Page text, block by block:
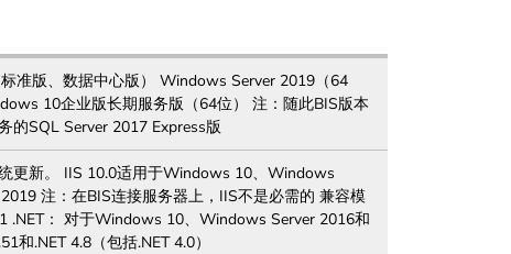
准版、数据中心版） Windows Server 2019（64
10企业版长期服务版（64位） 注：随此BIS版本
的SQL Server 2017 Express版
更新。 IIS 10.0适用于Windows 10、Windows
注：在BIS连接服务器上，IIS不是必需的 兼容模
.NET： 对于Windows 10、Windows Server 2016和
和.NET 4.8（包括.NET 4.0）